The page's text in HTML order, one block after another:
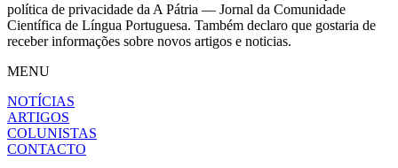
política de privacidade da A Pátria — Jornal da Comunidade
Científica de Língua Portuguesa. Também declaro que gostaria de
receber informações sobre novos artigos e noticias.
MENU
NOTÍCIAS
ARTIGOS
COLUNISTAS
CONTACTO